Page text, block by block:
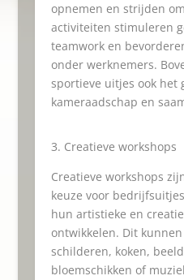
opnemen en strijden
activiteiten stimuleren
teamwork en
onder werknemers.
sportieve uitjes ook het
kameraadschap en
Creatieve workshops
Creatieve workshops
keuze voor
hun artistieke en
ontwikkelen. Dit
schilderen, koken,
bloemschikken of